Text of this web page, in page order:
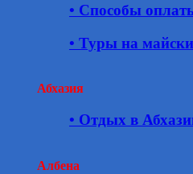
• Способы
• Туры на
Абхазия
• Отдых в
Албена